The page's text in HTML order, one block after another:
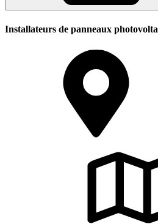
Installateurs de panneaux